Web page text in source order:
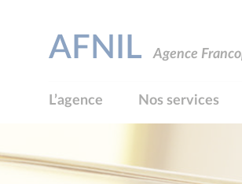
AFNIL Agence
L’agence Nos services